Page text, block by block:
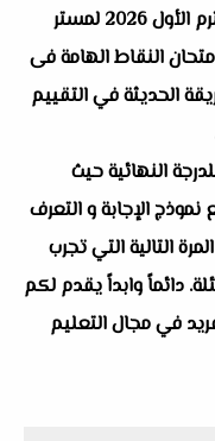
للصف الثاني الثانوي القسم العلمي الترم الأول 2026 لمستر
النقاط الهامة فى
الحديثة في التقييم
النهائية حيث
الإجابة و التعرف
التالية التي تجرب
دائماً وابداً يقدم لكم
في مجال التعليم